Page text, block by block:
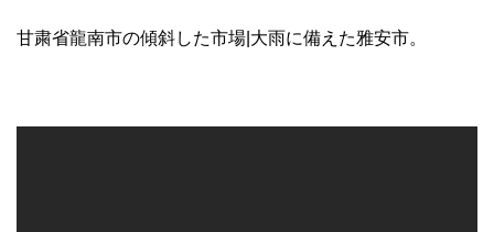
甘粛省龍南市の傾斜した市場|大雨に備えた雅安市。